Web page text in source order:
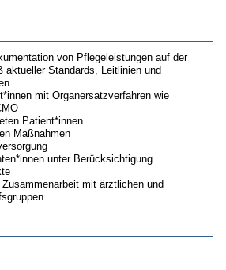
von Pflegeleistungen auf der
aktueller Standards, Leitlinien und
mit Organersatzverfahren wie
Patient*innen
Maßnahmen
unter Berücksichtigung
mit ärztlichen und